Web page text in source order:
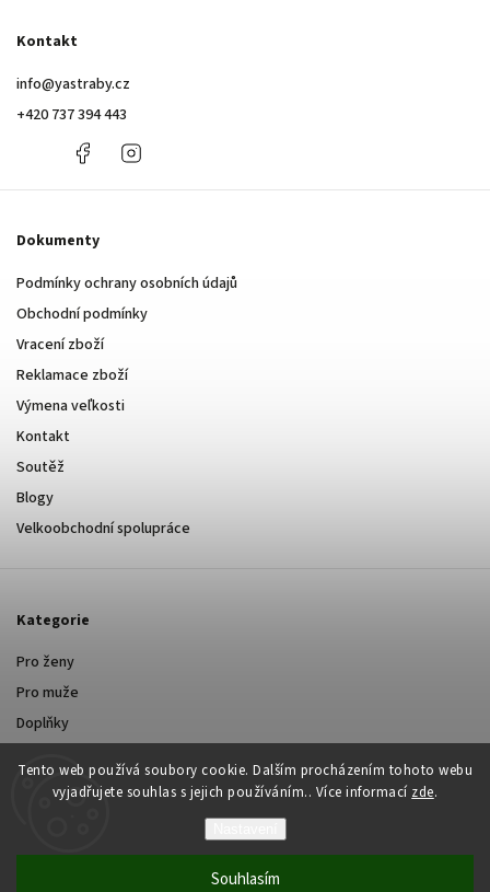
Tento web používá soubory cookie. Dalším procházením tohoto webu
vyjadřujete souhlas s jejich používáním.. Více informací zde.
Souhlasím
Kontakt
info@yastraby.cz
+420 737 394 443
+420
394
Facebook
Dokumenty
Podmínky ochrany osobních údajů
Obchodní podmínky
Vracení zboží
Reklamace zboží
Výmena veľkosti
Kontakt
Soutěž
Blogy
Velkoobchodní spolupráce
Kategorie
Pro ženy
Pro muže
Doplňky
Copyright 2026Yastraby.cz. Všechna práva vyhrazena.